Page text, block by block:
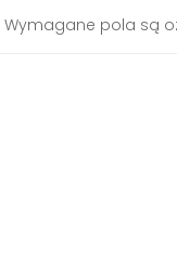
Wymagane pola są